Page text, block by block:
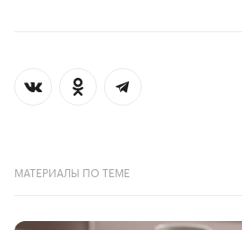
МАТЕРИАЛЫ ПО ТЕМЕ